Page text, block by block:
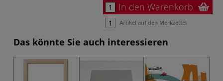
In den Warenkorb
Artikel auf den Merkzettel
Das könnte Sie auch interessieren